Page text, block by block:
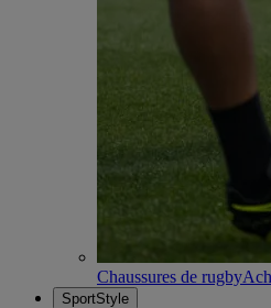
Chaussures de rugby
SportStyle